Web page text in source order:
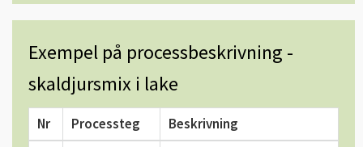
Exempel på processbeskrivning -
skaldjursmix i lake
Nr Processteg
Beskrivning